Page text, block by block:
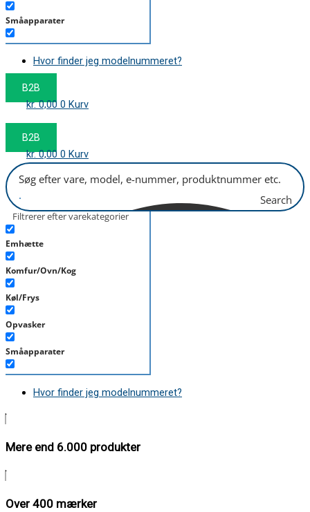
Småapparater
Støvsuger
Tørretumbler
Tilbehør/Plejemidler
Hvor finder jeg modelnummeret?
B2B
kr.0,00 0 Kurv
B2B
kr.0,00 0 Kurv
Search
Filtrerer efter varekategorier
Emhætte
Komfur/Ovn/Kog
Køl/Frys
Opvasker
Småapparater
Støvsuger
Hvor finder jeg modelnummeret?
Mere end 6.000 produkter
Over 400 mærker